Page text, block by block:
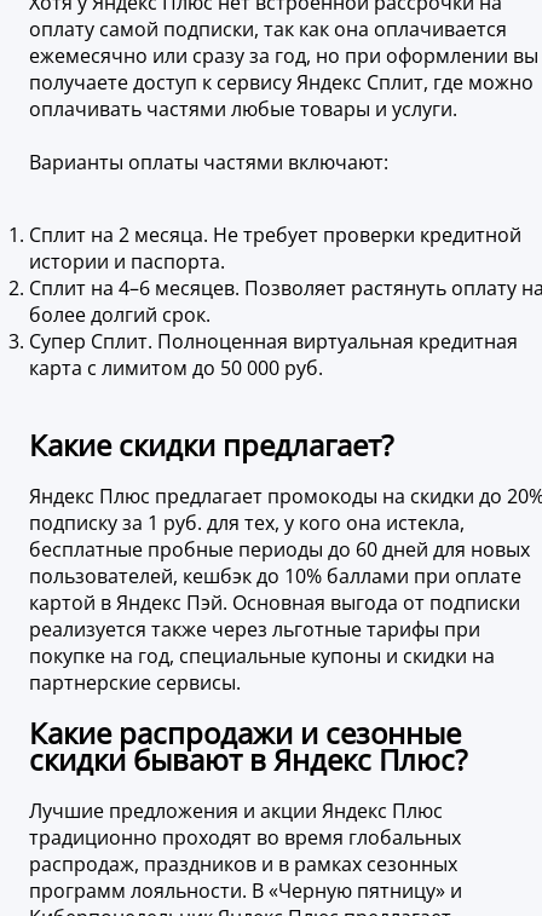
оплату самой подписки, так как она оплачивается
ежемесячно или сразу за год, но при оформлении вы
получаете доступ к сервису Яндекс Сплит, где можно
оплачивать частями любые товары и услуги.
Варианты оплаты частями включают:
Сплит на 2 месяца. Не требует проверки кредитной
истории и паспорта.
Сплит на 4–6 месяцев. Позволяет растянуть оплату
более долгий срок.
Супер Сплит. Полноценная виртуальная кредитная
карта с лимитом до 50 000 руб.
Какие скидки предлагает?
Яндекс Плюс предлагает промокоды на скидки до
подписку за 1 руб. для тех, у кого она истекла,
бесплатные пробные периоды до 60 дней для новых
пользователей, кешбэк до 10% баллами при оплате
картой в Яндекс Пэй. Основная выгода от подписки
реализуется также через льготные тарифы при
покупке на год, специальные купоны и скидки на
партнерские сервисы.
Какие распродажи и сезонные
скидки бывают в Яндекс Плюс?
Лучшие предложения и акции Яндекс Плюс
традиционно проходят во время глобальных
распродаж, праздников и в рамках сезонных
программ лояльности. В «Черную пятницу» и